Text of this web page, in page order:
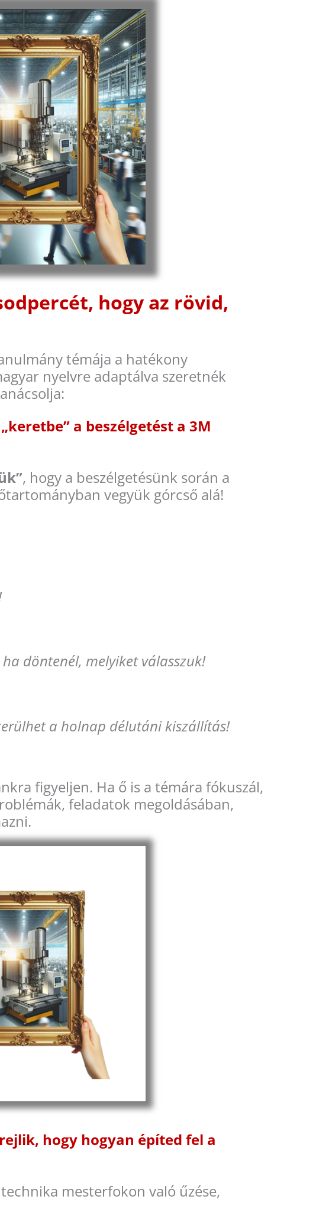
hogy az rövid,
témája a hatékony
nyelvre adaptálva szeretnék
a beszélgetést a 3M
, hogy a beszélgetésünk során a
vegyük górcső alá!
döntenél, melyiket válasszuk!
a holnap délutáni kiszállítás!
figyeljen. Ha ő is a témára fókuszál,
feladatok megoldásában,
hogy hogyan építed fel a
mesterfokon való űzése,